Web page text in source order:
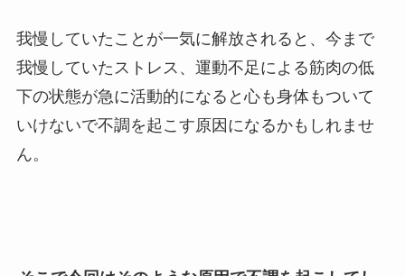
我慢していたことが一気に解放されると、今まで
我慢していたストレス、運動不足による筋肉の低
下の状態が急に活動的になると心も身体もついて
いけないで不調を起こす原因になるかもしれませ
ん。